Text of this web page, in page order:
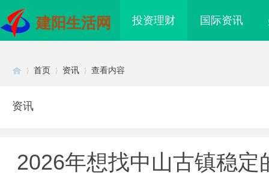
建阳生活网 投资理财 国际资讯
首页 资讯 查看内容
资讯
2026年想找中山古镇稳